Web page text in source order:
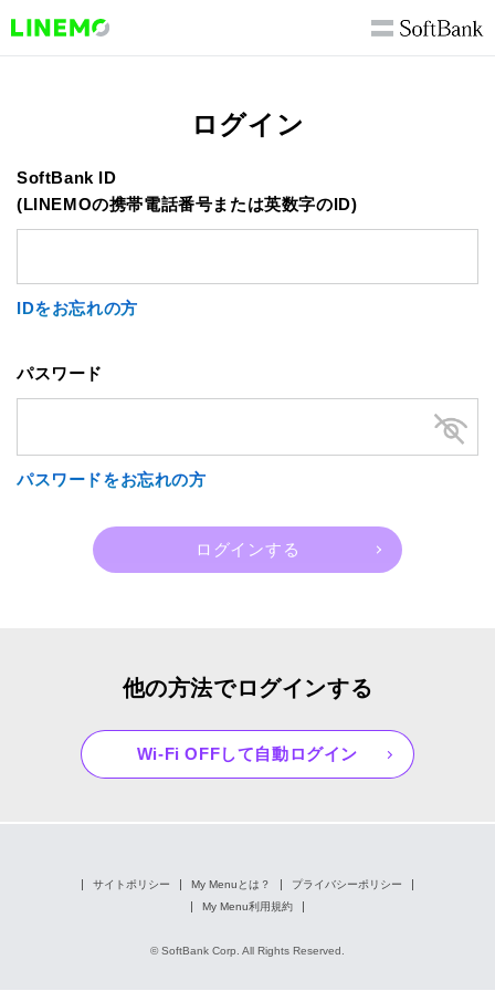
ログイン
SoftBank ID
(LINEMOの携帯電話番号または英数字のID)
IDをお忘れの方
パスワード
パスワードをお忘れの方
他の方法でログインする
Wi-Fi OFFして自動ログイン
サイトポリシー My Menuとは？
プライバシーポリシー
My Menu利用規約
© SoftBank Corp. All Rights Reserved.